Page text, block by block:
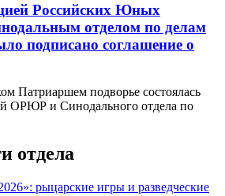
Российских Юных
отделом по делам
подписано соглашение о
Патриаршем подворье состоялась
ОРЮР и Синодального отдела по
отдела